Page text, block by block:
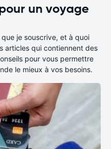
un voyage
je souscrive, et à quoi
articles qui contiennent des
pour vous permettre
le mieux à vos besoins.